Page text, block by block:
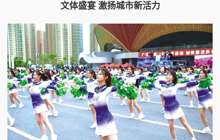
文体盛宴 激扬城市新活力